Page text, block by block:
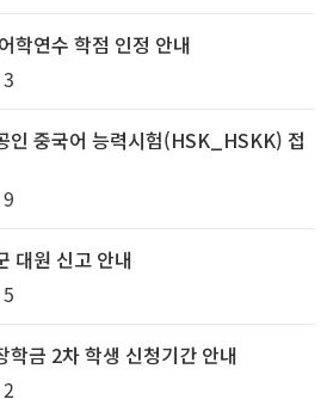
학연수 학점 인정 안내
3
인 중국어 능력시험(HSK_HSKK) 접
9
대원 신고 안내
5
금 2차 학생 신청기간 안내
2